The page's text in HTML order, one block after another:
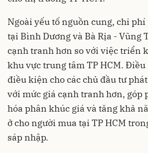
Ngoài yếu tố nguồn cung, chi
tại Bình Dương và Bà Rịa - Vũng
cạnh tranh hơn so với việc triển
khu vực trung tâm TP HCM. Điều
điều kiện cho các chủ đầu tư
với mức giá cạnh tranh hơn, góp
hóa phân khúc giá và tăng khả
ở cho người mua tại TP HCM
sáp nhập.